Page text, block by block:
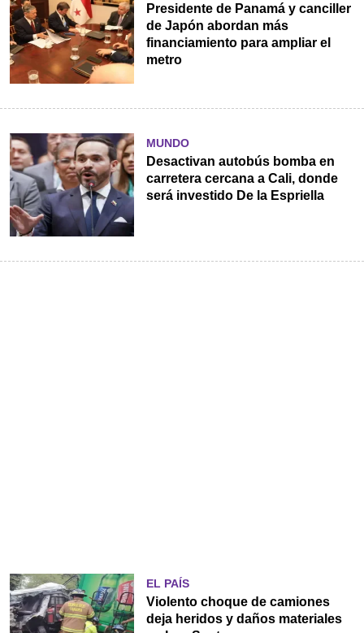
Presidente de Panamá y canciller
de Japón abordan más
financiamiento para ampliar el
metro
MUNDO
Desactivan autobús bomba en
carretera cercana a Cali, donde
será investido De la Espriella
EL PAÍS
Violento choque de camiones
deja heridos y daños materiales